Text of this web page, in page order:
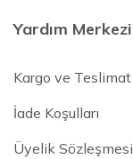
Yardım Merkezi
Kargo ve Teslimat
İade Koşulları
Üyelik Sözleşmesi